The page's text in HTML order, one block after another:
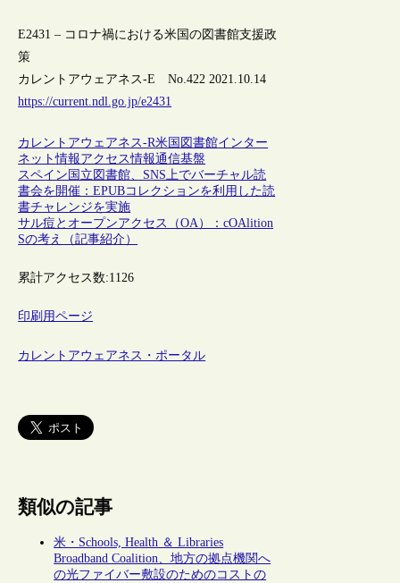
E2431 – コロナ禍における米国の図書館支援政
策
カレントアウェアネス-E No.422 2021.10.14
https://current.ndl.go.jp/e2431
カレントアウェアネス-R米国 図書館インター
ネット情報アクセス情報通信基盤
スペイン国立図書館、SNS上でバーチャル読
書会を開催：EPUBコレクションを利用した読
書チャレンジを実施
サル痘とオープンアクセス（OA）：cOAlition
Sの考え（記事紹介）
累計アクセス数:1126
印刷用ページ
カレントアウェアネス・ポータル
類似の記事
米・Schools, Health ＆ Libraries
Broadband Coalition、地方の拠点機関へ
の光ファイバー敷設のためのコストの